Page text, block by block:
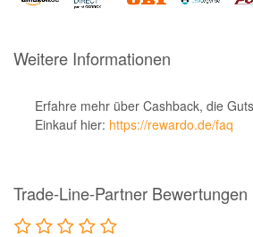
apodiscounter
OTTO Office
Udemy
Pets Deli
SNIPES
Weitere Informationen
Erfahre mehr über Cashback, die
Einkauf hier: https://rewardo.de/faq
Trade-Line-Partner Bewertungen